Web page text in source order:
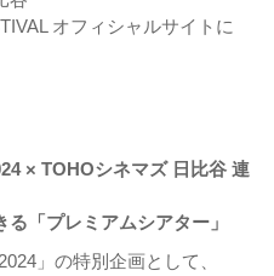
オフィシャルサイトに
× TOHOシネマズ 日比谷 連
「プレミアムシアター」
」の特別企画として、